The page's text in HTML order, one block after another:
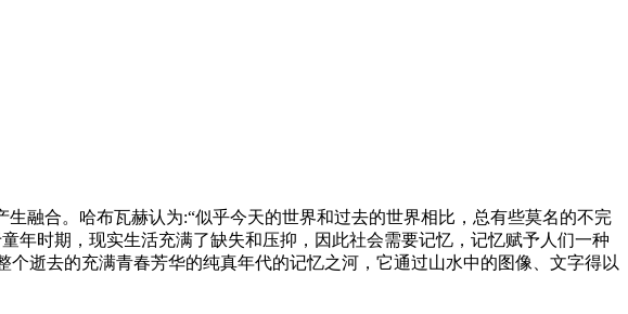
融合。哈布瓦赫认为:“似乎今天的世界和过去的世界相比，总有些莫名的不完
年时期，现实生活充满了缺失和压抑，因此社会需要记忆，记忆赋予人们一种
逝去的充满⻘春芳华的纯真年代的记忆之河，它通过山水中的图像、文字得以